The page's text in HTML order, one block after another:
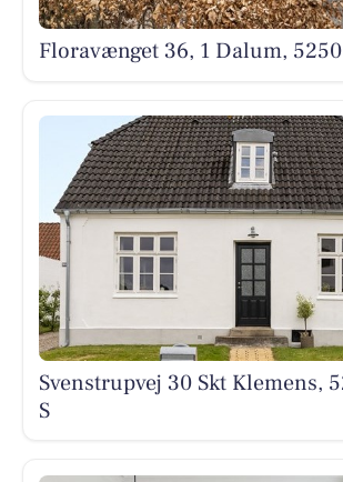
Floravænget 36, 1 Dalum, 5250
Svenstrupvej 30 Skt Klemens,
S